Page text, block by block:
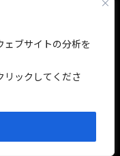
ェブサイトの分析を
リックしてくださ